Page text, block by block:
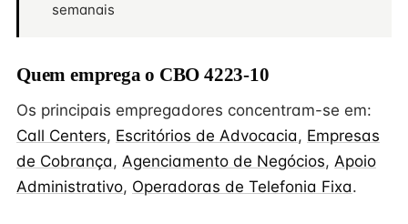
semanais
Quem emprega o CBO 4223-10
Os principais empregadores concentram-se em:
Call Centers, Escritórios de Advocacia, Empresas
de Cobrança, Agenciamento de Negócios, Apoio
Administrativo, Operadoras de Telefonia Fixa.